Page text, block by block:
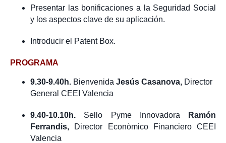
Presentar las bonificaciones a la Seguridad Social
y los aspectos clave de su aplicación.
Introducir el Patent Box.
PROGRAMA
9.30-9.40h. Bienvenida Jesús Casanova, Director
General CEEI Valencia
9.40-10.10h. Sello Pyme Innovadora
Ramón
Ferrandis, Director Econòmico Financiero CEEI
Valencia